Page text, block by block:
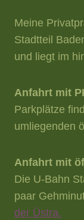
Meine
Stadtteil
und liegt im
Anfahrt mit
Parkplätze
umliegenden
Anfahrt mit
Die U-Bahn
paar
der Üstra.